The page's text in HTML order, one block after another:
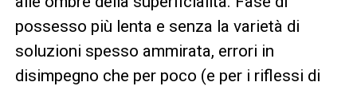
possesso più lenta e senza la varietà di
soluzioni spesso ammirata, errori in
disimpegno che per poco (e per i riflessi di